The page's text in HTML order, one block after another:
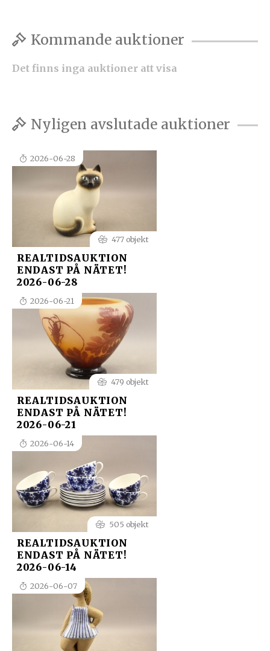
Kommande auktioner
Det finns inga auktioner att visa
Nyligen avslutade auktioner
2026-06-28
477 objekt
REALTIDSAUKTION
ENDAST PÅ NÄTET!
2026-06-28
2026-06-21
479 objekt
REALTIDSAUKTION
ENDAST PÅ NÄTET!
2026-06-21
2026-06-14
505 objekt
REALTIDSAUKTION
ENDAST PÅ NÄTET!
2026-06-14
2026-06-07